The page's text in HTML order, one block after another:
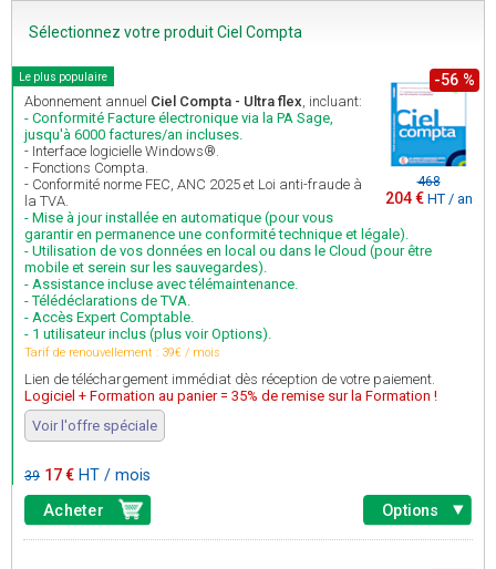
Sélectionnez votre produit Ciel Compta
468
204 €HT / an
Le plus populaire
Abonnement annuel Ciel Compta - Ultra flex, incluant:
- Conformité Facture électronique via la PA Sage,
jusqu'à 6000 factures/an incluses.
- Interface logicielle Windows®.
- Fonctions Compta.
- Conformité norme FEC, ANC 2025 et Loi anti-fraude à
la TVA.
- Mise à jour installée en automatique (pour vous
garantir en permanence une conformité technique et légale).
- Utilisation de vos données en local ou dans le Cloud (pour être
mobile et serein sur les sauvegardes).
- Assistance incluse avec télémaintenance.
- Télédéclarations de TVA.
- Accès Expert Comptable.
- 1 utilisateur inclus (plus voir Options).
Tarif de renouvellement : 39€ / mois
Lien de téléchargement immédiat dès réception de votre paiement.
Logiciel + Formation au panier = 35% de remise sur la Formation !
Voir l'offre spéciale
39 17 € HT / mois
-56 %
Acheter Options